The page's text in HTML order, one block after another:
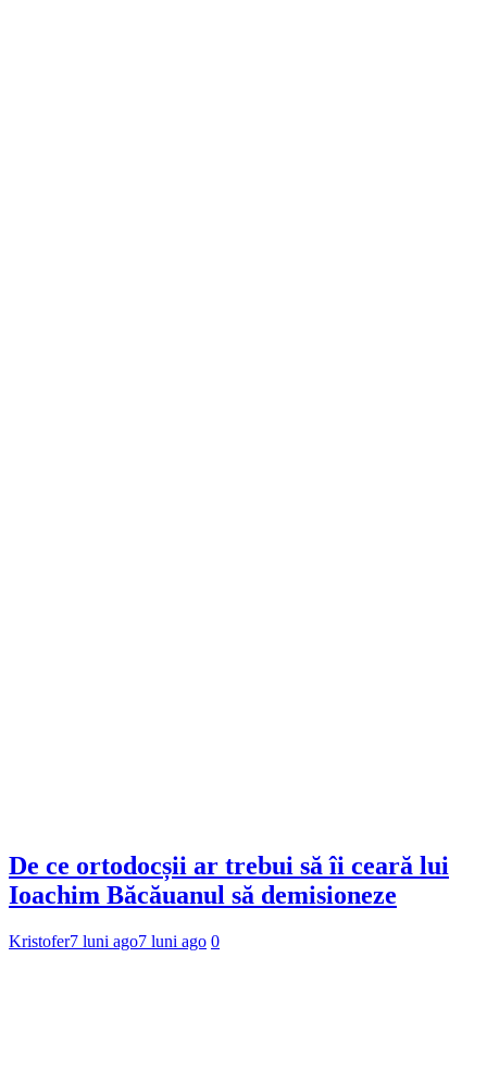
De ce ortodocșii ar trebui să îi ceară lui
Ioachim Băcăuanul să demisioneze
Kristofer7 luni ago7 luni ago 0